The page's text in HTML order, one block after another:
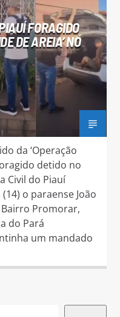
FORAGIDO
DE AREIA’ NO
da ‘Operação
detido no
Civil do Piauí
o paraense João
Bairro Promorar,
do Pará
um mandado